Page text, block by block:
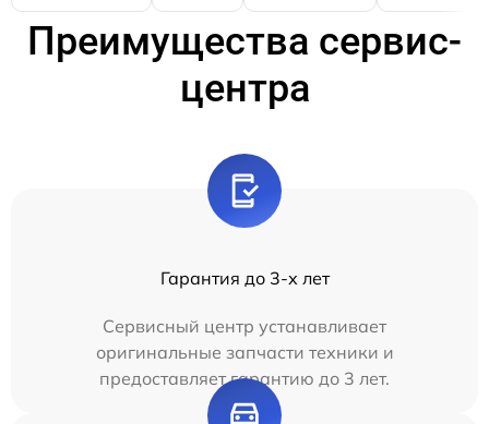
Преимущества сервис-
центра
Гарантия до 3-х лет
Сервисный центр устанавливает
оригинальные запчасти техники и
предоставляет гарантию до 3 лет.